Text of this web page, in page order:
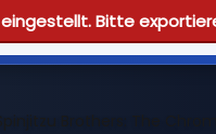
Bitte
Brothers: The